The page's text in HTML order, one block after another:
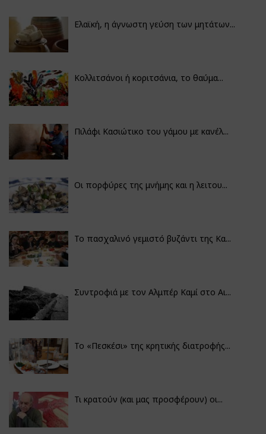
Ελαϊκή, η άγνωστη γεύση των μητάτων...
Κολλιτσάνοι ή κοριτσάνια, το θαύμα...
Πιλάφι Κασιώτικο του γάμου με κανέλ...
Οι πορφύρες της μνήμης και η λειτου...
Το πασχαλινό γεμιστό βυζάντι της Κα...
Συντροφιά με τον Αλμπέρ Καμί στο Αι...
Το «Πεσκέσι» της κρητικής διατροφής...
Τι κρατούν (και μας προσφέρουν) οι...